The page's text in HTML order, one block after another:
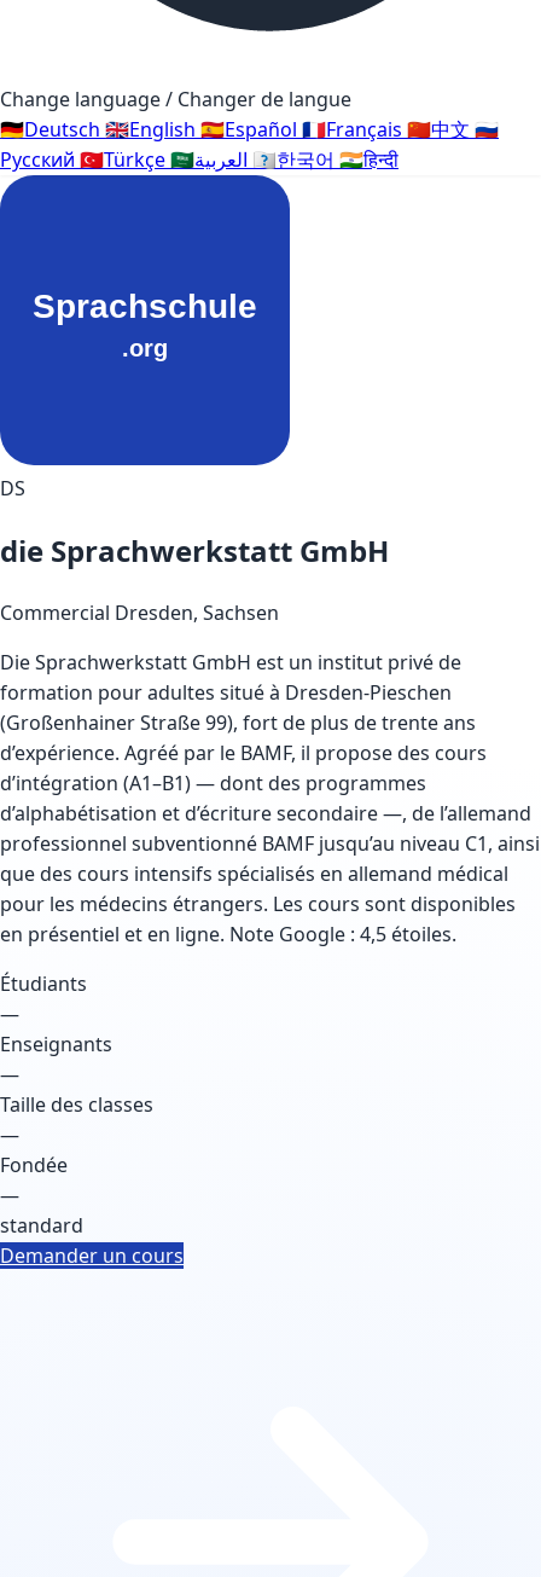
Change language / Changer de langue
🇩🇪Deutsch 🇬🇧English 🇪🇸Español 🇫🇷Français 🇨🇳中文 🇷🇺
Русский 🇹🇷Türkçe🇸🇦 🇰🇷한국어 🇮🇳हिन्दी
DS
die Sprachwerkstatt GmbH
Commercial Dresden, Sachsen
Die Sprachwerkstatt GmbH est un institut privé de
formation pour adultes situé à Dresden-Pieschen
(Großenhainer Straße 99), fort de plus de trente ans
d’expérience. Agréé par le BAMF, il propose des cours
d’intégration (A1–B1) — dont des programmes
d’alphabétisation et d’écriture secondaire —, de l’allemand
professionnel subventionné BAMF jusqu’au niveau C1, ainsi
que des cours intensifs spécialisés en allemand médical
pour les médecins étrangers. Les cours sont disponibles
en présentiel et en ligne. Note Google : 4,5 étoiles.
Étudiants
—
Enseignants
—
Taille des classes
—
Fondée
—
standard
Demander un cours